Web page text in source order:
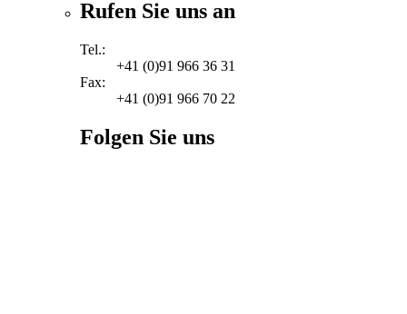
Rufen Sie uns an
Tel.:
+41 (0)91 966 36 31
Fax:
+41 (0)91 966 70 22
Folgen Sie uns